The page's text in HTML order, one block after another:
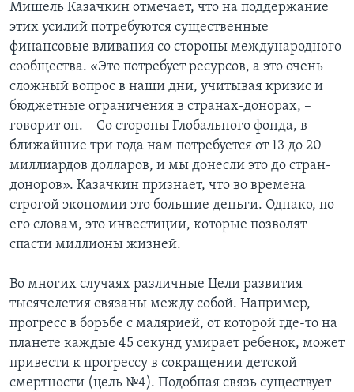
Мишель Казачкин отмечает, что на поддержание
этих усилий потребуются существенные
финансовые вливания со стороны международного
сообщества. «Это потребует ресурсов, а это очень
сложный вопрос в наши дни, учитывая кризис и
бюджетные ограничения в странах-донорах, –
говорит он. – Со стороны Глобального фонда, в
ближайшие три года нам потребуется от 13 до 20
миллиардов долларов, и мы донесли это до стран-
доноров». Казачкин признает, что во времена
строгой экономии это большие деньги. Однако, по
его словам, это инвестиции, которые позволят
спасти миллионы жизней.
Во многих случаях различные Цели развития
тысячелетия связаны между собой. Например,
прогресс в борьбе с малярией, от которой где-то на
планете каждые 45 секунд умирает ребенок, может
привести к прогрессу в сокращении детской
смертности (цель №4). Подобная связь существует